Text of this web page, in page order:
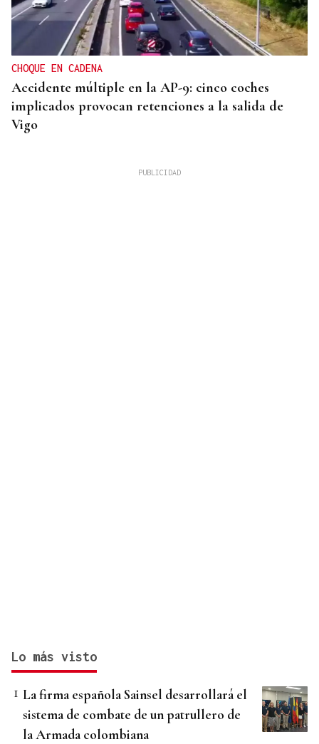
CHOQUE EN CADENA
Accidente múltiple en la AP-9: cinco coches
implicados provocan retenciones a la salida de
Vigo
Lo más visto
La firma española Sainsel desarrollará el
sistema de combate de un patrullero de
la Armada colombiana